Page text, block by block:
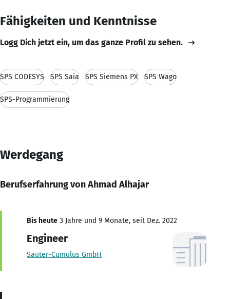
Fähigkeiten und Kenntnisse
Logg Dich jetzt ein, um das ganze Profil zu sehen.
SPS CODESYS SPS Saia SPS Siemens PX SPS Wago
SPS-Programmierung
Werdegang
Berufserfahrung von Ahmad Alhajar
Bis heute 3 Jahre und 9 Monate, seit Dez. 2022
Engineer
Sauter-Cumulus GmbH